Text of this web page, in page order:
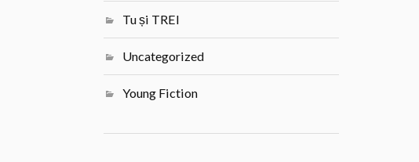
Tu și TREI
Uncategorized
Young Fiction